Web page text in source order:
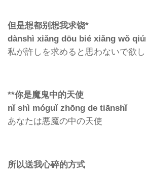
但是想都别想我求饶*
dànshì xiǎng dōu bié xiǎng wǒ
私が許しを求めると思わないで欲
**你是魔鬼中的天使
nǐ shì móguǐ zhōng de tiānshǐ
あなたは悪魔の中の天使
所以送我心碎的方式